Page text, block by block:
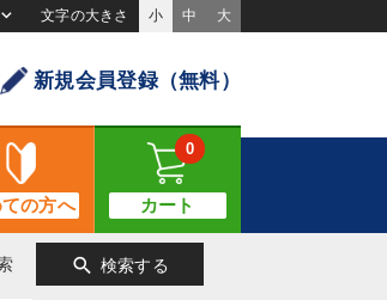
文字の大きさ 小 中 大
新規会員登録（無料）
の方へ カート
0
search 検索する